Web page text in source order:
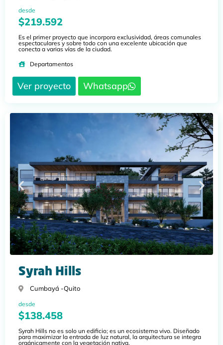
desde
$219.592
Es el primer proyecto que incorpora exclusividad, áreas comunales
espectaculares y sobre todo con una excelente ubicación que
conecta a varias vías de la ciudad.
Departamentos
Ver proyecto Whatsapp
Syrah Hills
Cumbayá -Quito
desde
$138.458
Syrah Hills no es solo un edificio; es un ecosistema vivo. Diseñado
para maximizar la entrada de luz natural, la arquitectura se integra
orgánicamente con la vegetación nativa.